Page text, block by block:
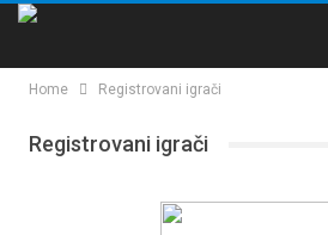
Home Registrovani igrači
Registrovani igrači